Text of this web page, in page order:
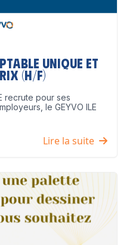
unique et
(H/F)
recrute pour ses
le GEYVO ILE
Lire la suite